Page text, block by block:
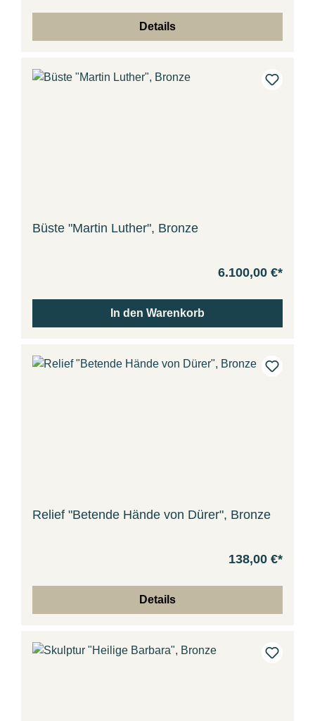
Details
Büste "Martin Luther", Bronze
6.100,00 €*
In den Warenkorb
Relief "Betende Hände von Dürer", Bronze
138,00 €*
Details